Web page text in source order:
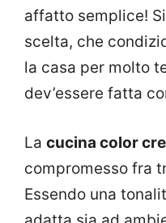
affatto semplice!
scelta, che
la casa per molto
dev’essere fatta
La cucina color
compromesso fra
Essendo una